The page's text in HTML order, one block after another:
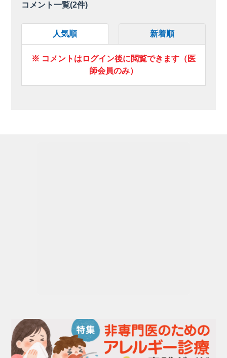
コメント一覧(2件)
人気順 新着順
※ コメントはログイン後に閲覧できます（医
師会員のみ）